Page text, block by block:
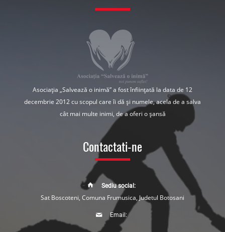
Asociația „Salvează o inimă” a fost înființată la data de 12
decembrie 2012 cu scopul care îi dă și numele, acela de a salva
cât mai multe inimi, de a oferi o șansă
Contactati-ne
Sediu social:
Sat Boscoteni, Comuna Frumusica, Judetul Botosani
Email: